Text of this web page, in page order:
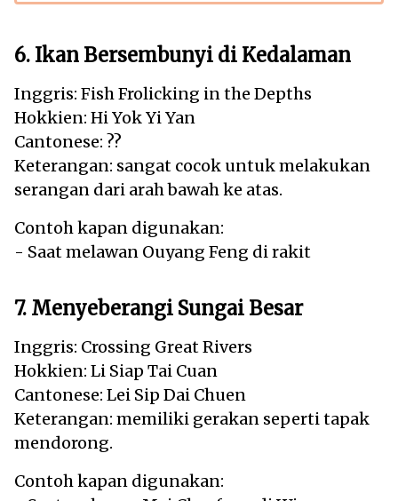
6. Ikan Bersembunyi di Kedalaman
Inggris: Fish Frolicking in the Depths
Hokkien: Hi Yok Yi Yan
Cantonese: ??
Keterangan: sangat cocok untuk melakukan
serangan dari arah bawah ke atas.
Contoh kapan digunakan:
- Saat melawan Ouyang Feng di rakit
7. Menyeberangi Sungai Besar
Inggris: Crossing Great Rivers
Hokkien: Li Siap Tai Cuan
Cantonese: Lei Sip Dai Chuen
Keterangan: memiliki gerakan seperti tapak
mendorong.
Contoh kapan digunakan: